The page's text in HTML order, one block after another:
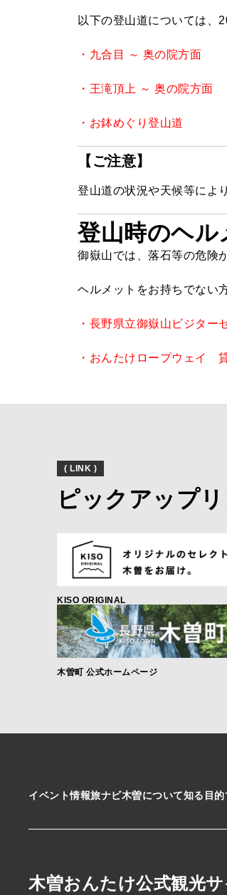
以下の登山道については、
・九合目 ～ 奥の院方面
・王滝頂上 ～ 奥の院方面
・お鉢めぐり登山道
【ご注意】
登山道の状況や天候等によ
登山時のヘル
御嶽山では、落石等の危険
ヘルメットをお持ちでない
・長野県立御嶽山ビジタ
・おんたけロープウェイ
( LINK )
ピックアップ
KISO ORIGINAL
木曽町 公式ホームページ
イベント情報旅ナビ木曽について知る 目
木曽おんたけ公式観光サ